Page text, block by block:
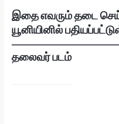
இதை எவரும் தடை
யூனியினில்
தலைவர் படம்